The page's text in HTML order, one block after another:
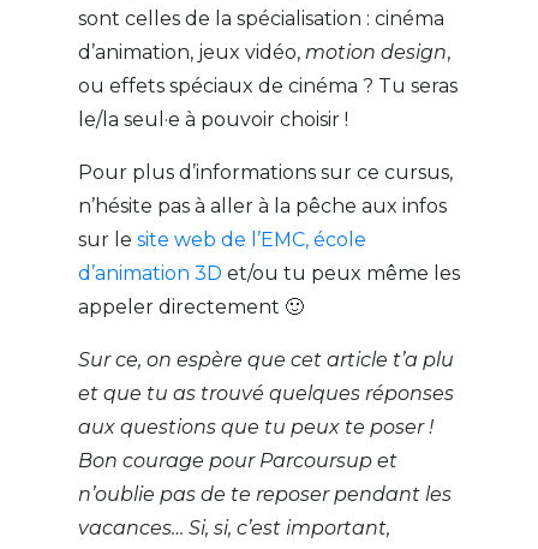
sont celles de la spécialisation : cinéma
d’animation, jeux vidéo, motion design,
ou effets spéciaux de cinéma ? Tu seras
le/la seul·e à pouvoir choisir !
Pour plus d’informations sur ce cursus,
n’hésite pas à aller à la pêche aux infos
sur le site web de l’EMC, école
d’animation 3D et/ou tu peux même les
appeler directement 🙂
Sur ce, on espère que cet article t’a plu
et que tu as trouvé quelques réponses
aux questions que tu peux te poser !
Bon courage pour Parcoursup et
n’oublie pas de te reposer pendant les
vacances… Si, si, c’est important,